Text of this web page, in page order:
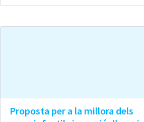
Proposta per a la millora dels